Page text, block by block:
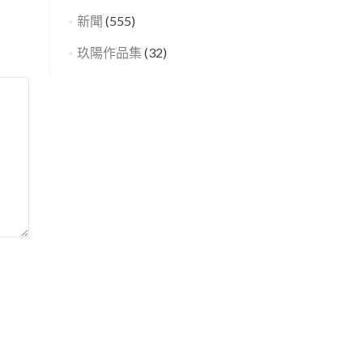
新聞 (555)
玖陽作品集 (32)